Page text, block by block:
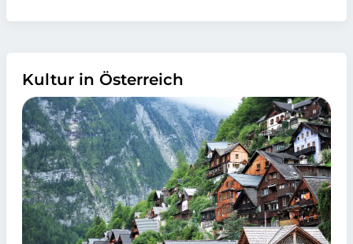
Kultur in Österreich